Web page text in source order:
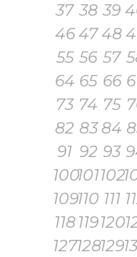
37 38 39
46 4748
55 56 57
64 65 66
73 74 75
82 83 84
91 92 93
100101102
109110 111
118 119120
127128129